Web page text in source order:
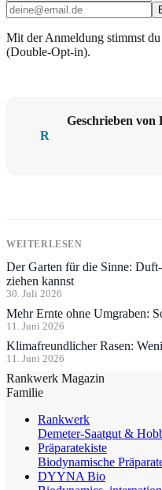
Mit der Anmeldung stimmst
(Double-Opt-in).
R
Geschrieben
WEITERLESEN
Der Garten für die Sinne:
ziehen kannst
30. Juli 2026
Mehr Ernte ohne Umgraben:
11. Juni 2026
Klimafreundlicher Rasen:
11. Juni 2026
Rankwerk Magazin
Familie
Rankwerk
Demeter-Saatgut &
Präparatekiste
Biodynamische
DYYNA Bio